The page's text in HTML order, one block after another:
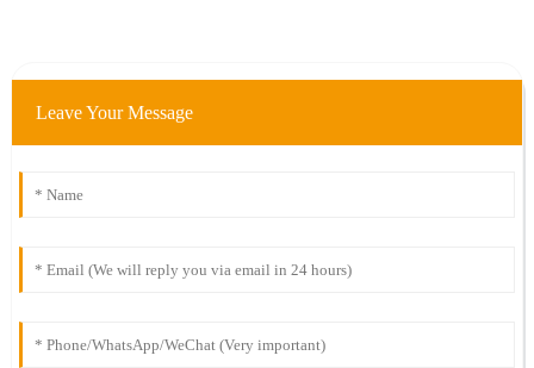
Leave Your Message